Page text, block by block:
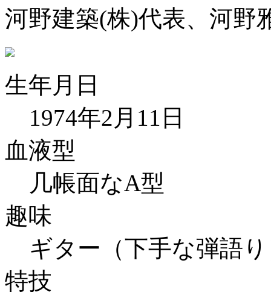
河野建築(株)代表、河野
生年月日
1974年2月11日
血液型
几帳面なA型
趣味
ギター（下手な弾語
特技